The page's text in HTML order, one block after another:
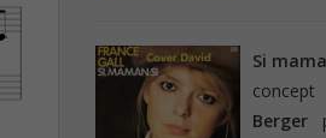
Si
concept
Berger